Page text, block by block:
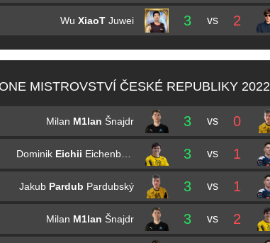
Wu XiaoTJuwei 3 vs 2
MISTROVSTVÍ ČESKÉ REPUBLIKY 2022
Milan M1lan Šnajdr 3 vs 0
Dominik Eichii Eichenberger 3 vs 1
Jakub Pardub Pardubský 3 vs 1
Milan M1lan Šnajdr 3 vs 2